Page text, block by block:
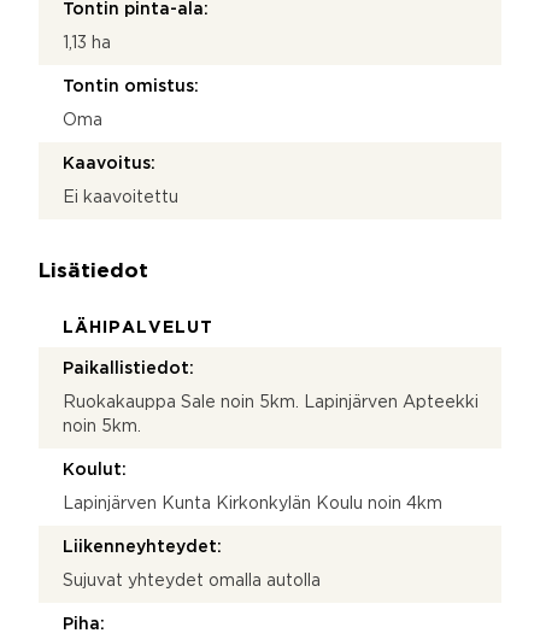
Tontin pinta-ala:
1,13 ha
Tontin omistus:
Oma
Kaavoitus:
Ei kaavoitettu
Lisätiedot
LÄHIPALVELUT
Paikallistiedot:
Ruokakauppa Sale noin 5km. Lapinjärven Apteekki
noin 5km.
Koulut:
Lapinjärven Kunta Kirkonkylän Koulu noin 4km
Liikenneyhteydet:
Sujuvat yhteydet omalla autolla
Piha: